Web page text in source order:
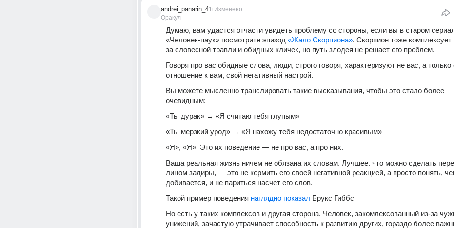
andrei_panarin_4
Оракул
1гИзменено
Думаю, вам удастся отчасти увидеть проблему со стороны, если вы в старом
«Человек-паук» посмотрите эпизод «Жало Скорпиона». Скорпион тоже комплексует
за словесной травли и обидных кличек, но путь злодея не решает его проблем.
Говоря про вас обидные слова, люди, строго говоря, характеризуют не вас, а только
отношение к вам, свой негативный настрой.
Вы можете мысленно транслировать такие высказывания, чтобы это стало более
очевидным:
«Ты дурак» → «Я считаю тебя глупым»
«Ты мерзкий урод» → «Я нахожу тебя недостаточно красивым»
«Я», «Я». Это их поведение — не про вас, а про них.
Ваша реальная жизнь ничем не обязана их словам. Лучшее, что можно сделать
лицом задиры, — это не кормить его своей негативной реакцией, а просто понять,
добивается, и не париться насчет его слов.
Такой пример поведения наглядно показал Брукс Гиббс.
Но есть у таких комплексов и другая сторона. Человек, закомлексованный из-за
унижений, зачастую утрачивает способность к развитию других, гораздо более